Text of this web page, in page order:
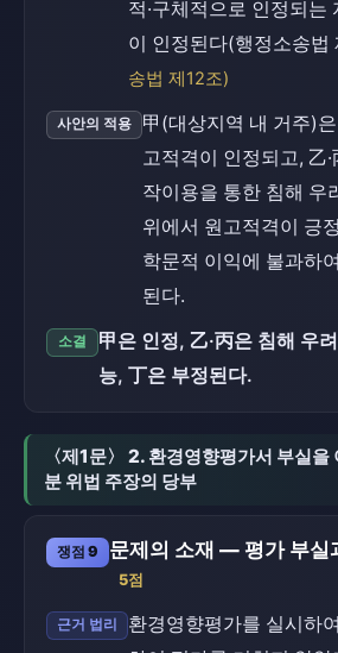
적·구체적으로 인정되는
이 인정된다(행정소송법
송법 제12조)
사안의 적용
甲(대상지역 내 거주)
고적격이 인정되고, 乙·
작이용을 통한 침해 우
위에서 원고적격이 긍
학문적 이익에 불과하
된다.
소결
甲은 인정, 乙·丙은 침해 우
능, 丁은 부정된다.
〈제1문〉 2. 환경영향평가서 부실을
분 위법 주장의 당부
쟁점 9 문제의 소재 — 평가 부실
5점
근거 법리
환경영향평가를 실시하